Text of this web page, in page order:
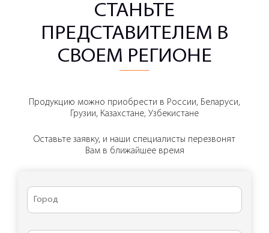
СТАНЬТЕ
ПРЕДСТАВИТЕЛЕМ В
СВОЕМ РЕГИОНЕ
Продукцию можно приобрести в России, Беларуси,
Грузии, Казахстане, Узбекистане
Оставьте заявку, и наши специалисты перезвонят
Вам в ближайшее время